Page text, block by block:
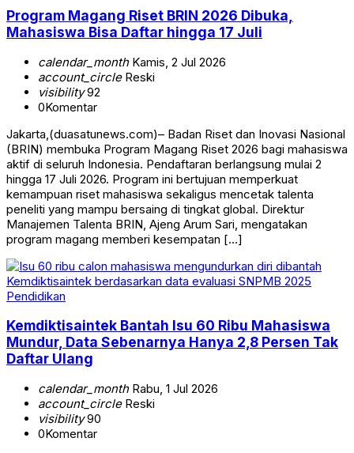
Program Magang Riset BRIN 2026 Dibuka,
Mahasiswa Bisa Daftar hingga 17 Juli
calendar_monthKamis, 2 Jul 2026
account_circleReski
visibility92
0Komentar
Jakarta,(duasatunews.com)– Badan Riset dan Inovasi Nasional
(BRIN) membuka Program Magang Riset 2026 bagi mahasiswa
aktif di seluruh Indonesia. Pendaftaran berlangsung mulai 2
hingga 17 Juli 2026. Program ini bertujuan memperkuat
kemampuan riset mahasiswa sekaligus mencetak talenta
peneliti yang mampu bersaing di tingkat global. Direktur
Manajemen Talenta BRIN, Ajeng Arum Sari, mengatakan
program magang memberi kesempatan […]
Pendidikan
Kemdiktisaintek Bantah Isu 60 Ribu Mahasiswa
Mundur, Data Sebenarnya Hanya 2,8 Persen Tak
Daftar Ulang
calendar_monthRabu, 1 Jul 2026
account_circleReski
visibility90
0Komentar